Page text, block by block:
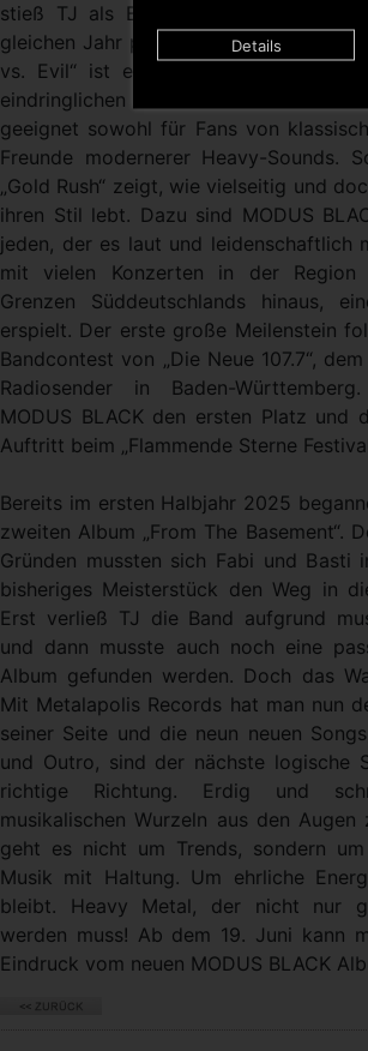
Details
stieß TJ als Bassist dazu und
gleichen Jahr präsentierte die Band
vs. Evil“ ist ein kompromisslose
eindringlichen Refrains und einer
geeignet sowohl für Fans von
Freunde modernerer Heavy-Sounds.
„Gold Rush“ zeigt, wie vielseitig und
ihren Stil lebt. Dazu sind MODUS
jeden, der es laut und leidenschaftlich
mit vielen Konzerten in der
Grenzen Süddeutschlands hinaus,
erspielt. Der erste große Meilenstein
Bandcontest von „Die Neue 107.7“,
Radiosender in Baden-
MODUS BLACK den ersten Platz und
Auftritt beim „Flammende Sterne
Bereits im ersten Halbjahr 2025
zweiten Album „From The Basement“.
Gründen mussten sich Fabi und Basti
bisheriges Meisterstück den Weg in
Erst verließ TJ die Band aufgrund
und dann musste auch noch eine
Album gefunden werden. Doch das
Mit Metalapolis Records hat man nun
seiner Seite und die neun neuen
und Outro, sind der nächste logische
richtige Richtung. Erdig und
musikalischen Wurzeln aus den
geht es nicht um Trends, sondern
Musik mit Haltung. Um ehrliche
bleibt. Heavy Metal, der nicht nur
werden muss! Ab dem 19. Juni kann
Eindruck vom neuen MODUS BLACK